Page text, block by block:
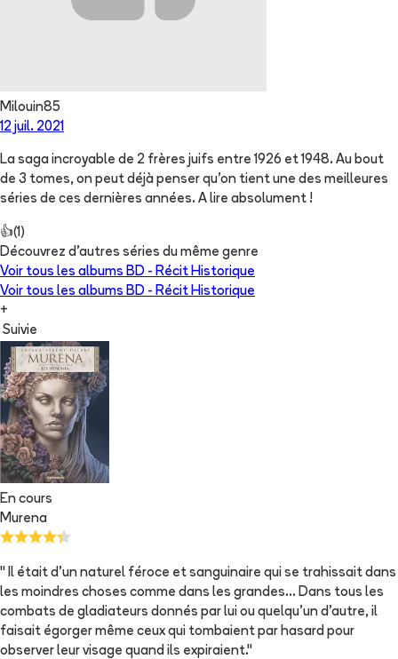
Milouin85
12 juil. 2021
La saga incroyable de 2 frères juifs entre 1926 et 1948. Au bout
de 3 tomes, on peut déjà penser qu’on tient une des meilleures
séries de ces dernières années. A lire absolument !
👍(1 )
Découvrez d'autres séries du même genre
Voir tous les albums BD - Récit Historique
Voir tous les albums BD - Récit Historique
+
Suivie
En cours
Murena
" Il était d'un naturel féroce et sanguinaire qui se trahissait dans
les moindres choses comme dans les grandes... Dans tous les
combats de gladiateurs donnés par lui ou quelqu'un d'autre, il
faisait égorger même ceux qui tombaient par hasard pour
observer leur visage quand ils expiraient."